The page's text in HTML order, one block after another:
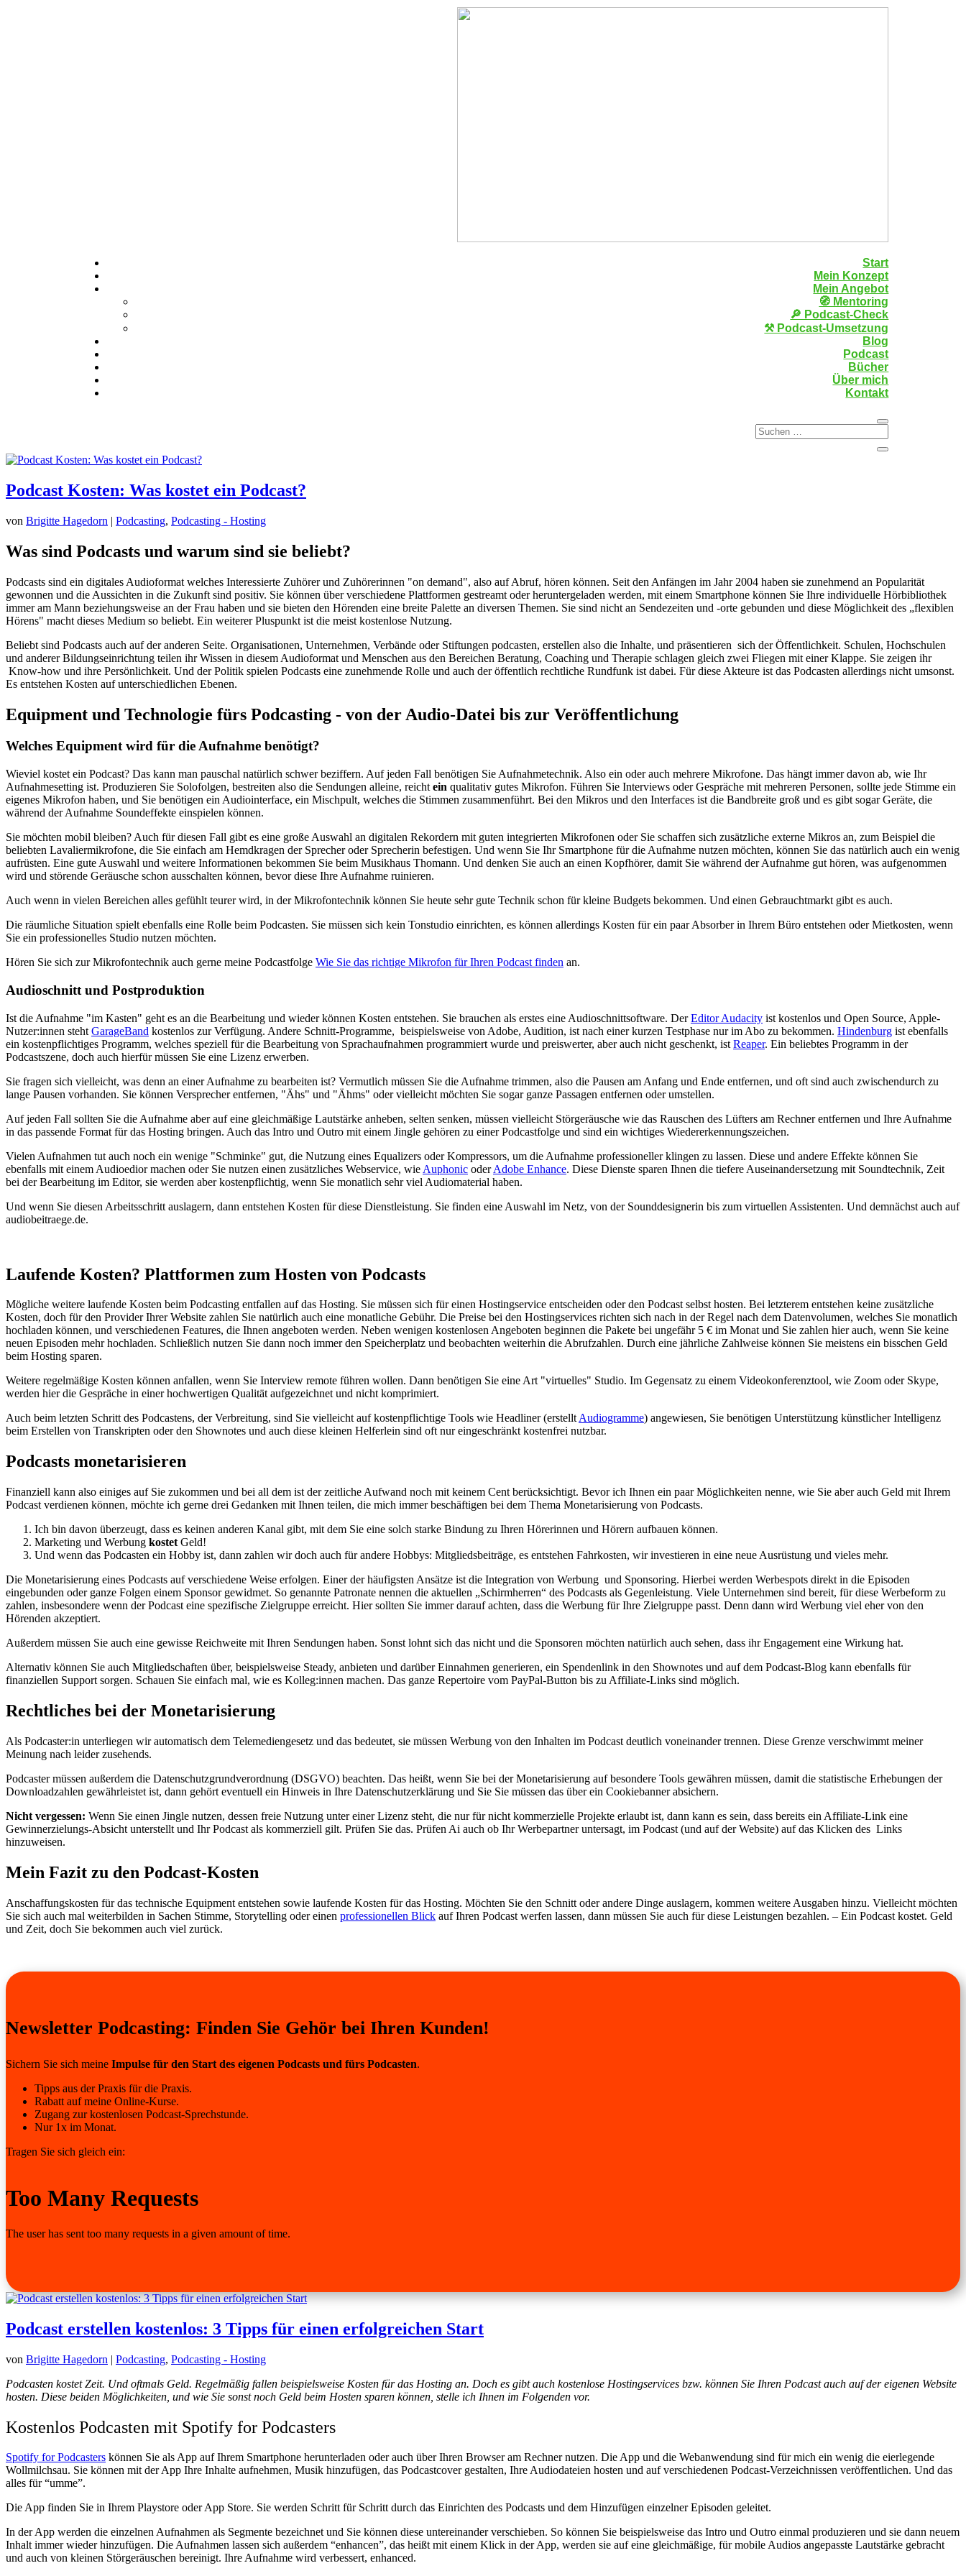
Start
Mein Konzept
Mein Angebot
🧭 Mentoring
🔎 Podcast-Check
⚒️ Podcast-Umsetzung
Blog
Podcast
Bücher
Über mich
Kontakt
Podcast Kosten: Was kostet ein Podcast?
von Brigitte Hagedorn | Podcasting, Podcasting - Hosting
Was sind Podcasts und warum sind sie beliebt?
Podcasts sind ein digitales Audioformat welches Interessierte Zuhörer und Zuhörerinnen "on demand", also auf Abruf, hören können. Seit den Anfängen im Jahr 2004 haben sie zunehmend an Popularität
gewonnen und die Aussichten in die Zukunft sind positiv. Sie können über verschiedene Plattformen gestreamt oder heruntergeladen werden, mit einem Smartphone können Sie Ihre individuelle Hörbibliothek
immer am Mann beziehungsweise an der Frau haben und sie bieten den Hörenden eine breite Palette an diversen Themen. Sie sind nicht an Sendezeiten und -orte gebunden und diese Möglichkeit des „flexiblen
Hörens" macht dieses Medium so beliebt. Ein weiterer Pluspunkt ist die meist kostenlose Nutzung.
Beliebt sind Podcasts auch auf der anderen Seite. Organisationen, Unternehmen, Verbände oder Stiftungen podcasten, erstellen also die Inhalte, und präsentieren sich der Öffentlichkeit. Schulen, Hochschulen
und anderer Bildungseinrichtung teilen ihr Wissen in diesem Audioformat und Menschen aus den Bereichen Beratung, Coaching und Therapie schlagen gleich zwei Fliegen mit einer Klappe. Sie zeigen ihr
Know-how und ihre Persönlichkeit. Und der Politik spielen Podcasts eine zunehmende Rolle und auch der öffentlich rechtliche Rundfunk ist dabei. Für diese Akteure ist das Podcasten allerdings nicht umsonst.
Es entstehen Kosten auf unterschiedlichen Ebenen.
Equipment und Technologie fürs Podcasting - von der Audio-Datei bis zur Veröffentlichung
Welches Equipment wird für die Aufnahme benötigt?
Wieviel kostet ein Podcast? Das kann man pauschal natürlich schwer beziffern. Auf jeden Fall benötigen Sie Aufnahmetechnik. Also ein oder auch mehrere Mikrofone. Das hängt immer davon ab, wie Ihr
Aufnahmesetting ist. Produzieren Sie Solofolgen, bestreiten also die Sendungen alleine, reicht ein qualitativ gutes Mikrofon. Führen Sie Interviews oder Gespräche mit mehreren Personen, sollte jede Stimme ein
eigenes Mikrofon haben, und Sie benötigen ein Audiointerface, ein Mischpult, welches die Stimmen zusammenführt. Bei den Mikros und den Interfaces ist die Bandbreite groß und es gibt sogar Geräte, die
während der Aufnahme Soundeffekte einspielen können.
Sie möchten mobil bleiben? Auch für diesen Fall gibt es eine große Auswahl an digitalen Rekordern mit guten integrierten Mikrofonen oder Sie schaffen sich zusätzliche externe Mikros an, zum Beispiel die
beliebten Lavaliermikrofone, die Sie einfach am Hemdkragen der Sprecher oder Sprecherin befestigen. Und wenn Sie Ihr Smartphone für die Aufnahme nutzen möchten, können Sie das natürlich auch ein wenig
aufrüsten. Eine gute Auswahl und weitere Informationen bekommen Sie beim Musikhaus Thomann. Und denken Sie auch an einen Kopfhörer, damit Sie während der Aufnahme gut hören, was aufgenommen
wird und störende Geräusche schon ausschalten können, bevor diese Ihre Aufnahme ruinieren.
Auch wenn in vielen Bereichen alles gefühlt teurer wird, in der Mikrofontechnik können Sie heute sehr gute Technik schon für kleine Budgets bekommen. Und einen Gebrauchtmarkt gibt es auch.
Die räumliche Situation spielt ebenfalls eine Rolle beim Podcasten. Sie müssen sich kein Tonstudio einrichten, es können allerdings Kosten für ein paar Absorber in Ihrem Büro entstehen oder Mietkosten, wenn
Sie ein professionelles Studio nutzen möchten.
Hören Sie sich zur Mikrofontechnik auch gerne meine Podcastfolge Wie Sie das richtige Mikrofon für Ihren Podcast finden an.
Audioschnitt und Postproduktion
Ist die Aufnahme "im Kasten" geht es an die Bearbeitung und wieder können Kosten entstehen. Sie brauchen als erstes eine Audioschnittsoftware. DerEditor Audacity ist kostenlos und Open Source, Apple-
Nutzer:innen steht GarageBand kostenlos zur Verfügung. Andere Schnitt-Programme, beispielsweise von Adobe, Audition, ist nach einer kurzen Testphase nur im Abo zu bekommen. Hindenburg ist ebenfalls
ein kostenpflichtiges Programm, welches speziell für die Bearbeitung von Sprachaufnahmen programmiert wurde und preiswerter, aber auch nicht geschenkt, ist Reaper. Ein beliebtes Programm in der
Podcastszene, doch auch hierfür müssen Sie eine Lizenz erwerben.
Sie fragen sich vielleicht, was denn an einer Aufnahme zu bearbeiten ist? Vermutlich müssen Sie die Aufnahme trimmen, also die Pausen am Anfang und Ende entfernen, und oft sind auch zwischendurch zu
lange Pausen vorhanden. Sie können Versprecher entfernen, "Ähs" und "Ähms" oder vielleicht möchten Sie sogar ganze Passagen entfernen oder umstellen.
Auf jeden Fall sollten Sie die Aufnahme aber auf eine gleichmäßige Lautstärke anheben, selten senken, müssen vielleicht Störgeräusche wie das Rauschen des Lüfters am Rechner entfernen und Ihre Aufnahme
in das passende Format für das Hosting bringen. Auch das Intro und Outro mit einem Jingle gehören zu einer Podcastfolge und sind ein wichtiges Wiedererkennungszeichen.
Vielen Aufnahmen tut auch noch ein wenige "Schminke" gut, die Nutzung eines Equalizers oder Kompressors, um die Aufnahme professioneller klingen zu lassen. Diese und andere Effekte können Sie
ebenfalls mit einem Audioedior machen oder Sie nutzen einen zusätzliches Webservice, wie Auphonic oderAdobe Enhance. Diese Dienste sparen Ihnen die tiefere Auseinandersetzung mit Soundtechnik, Zeit
bei der Bearbeitung im Editor, sie werden aber kostenpflichtig, wenn Sie monatlich sehr viel Audiomaterial haben.
Und wenn Sie diesen Arbeitsschritt auslagern, dann entstehen Kosten für diese Dienstleistung. Sie finden eine Auswahl im Netz, von der Sounddesignerin bis zum virtuellen Assistenten. Und demnächst auch auf
audiobeitraege.de.
Laufende Kosten? Plattformen zum Hosten von Podcasts
Mögliche weitere laufende Kosten beim Podcasting entfallen auf das Hosting. Sie müssen sich für einen Hostingservice entscheiden oder den Podcast selbst hosten. Bei letzterem entstehen keine zusätzliche
Kosten, doch für den Provider Ihrer Website zahlen Sie natürlich auch eine monatliche Gebühr. Die Preise bei den Hostingservices richten sich nach in der Regel nach dem Datenvolumen, welches Sie monatlich
hochladen können, und verschiedenen Features, die Ihnen angeboten werden. Neben wenigen kostenlosen Angeboten beginnen die Pakete bei ungefähr 5 € im Monat und Sie zahlen hier auch, wenn Sie keine
neuen Episoden mehr hochladen. Schließlich nutzen Sie dann noch immer den Speicherplatz und beobachten weiterhin die Abrufzahlen. Durch eine jährliche Zahlweise können Sie meistens ein bisschen Geld
beim Hosting sparen.
Weitere regelmäßige Kosten können anfallen, wenn Sie Interview remote führen wollen. Dann benötigen Sie eine Art "virtuelles" Studio. Im Gegensatz zu einem Videokonferenztool, wie Zoom oder Skype,
werden hier die Gespräche in einer hochwertigen Qualität aufgezeichnet und nicht komprimiert.
Auch beim letzten Schritt des Podcastens, der Verbreitung, sind Sie vielleicht auf kostenpflichtige Tools wie Headliner (erstelltAudiogramme) angewiesen, Sie benötigen Unterstützung künstlicher Intelligenz
beim Erstellen von Transkripten oder den Shownotes und auch diese kleinen Helferlein sind oft nur eingeschränkt kostenfrei nutzbar.
Podcasts monetarisieren
Finanziell kann also einiges auf Sie zukommen und bei all dem ist der zeitliche Aufwand noch mit keinem Cent berücksichtigt. Bevor ich Ihnen ein paar Möglichkeiten nenne, wie Sie aber auch Geld mit Ihrem
Podcast verdienen können, möchte ich gerne drei Gedanken mit Ihnen teilen, die mich immer beschäftigen bei dem Thema Monetarisierung von Podcasts.
Ich bin davon überzeugt, dass es keinen anderen Kanal gibt, mit dem Sie eine solch starke Bindung zu Ihren Hörerinnen und Hörern aufbauen können.
Marketing und Werbung kostet Geld!
Und wenn das Podcasten ein Hobby ist, dann zahlen wir doch auch für andere Hobbys: Mitgliedsbeiträge, es entstehen Fahrkosten, wir investieren in eine neue Ausrüstung und vieles mehr.
Die Monetarisierung eines Podcasts auf verschiedene Weise erfolgen. Einer der häufigsten Ansätze ist die Integration von Werbung und Sponsoring. Hierbei werden Werbespots direkt in die Episoden
eingebunden oder ganze Folgen einem Sponsor gewidmet. So genannte Patronate nennen die aktuellen „Schirmherren“ des Podcasts als Gegenleistung. Viele Unternehmen sind bereit, für diese Werbeform zu
zahlen, insbesondere wenn der Podcast eine spezifische Zielgruppe erreicht. Hier sollten Sie immer darauf achten, dass die Werbung für Ihre Zielgruppe passt. Denn dann wird Werbung viel eher von den
Hörenden akzeptiert.
Außerdem müssen Sie auch eine gewisse Reichweite mit Ihren Sendungen haben. Sonst lohnt sich das nicht und die Sponsoren möchten natürlich auch sehen, dass ihr Engagement eine Wirkung hat.
Alternativ können Sie auch Mitgliedschaften über, beispielsweise Steady, anbieten und darüber Einnahmen generieren, ein Spendenlink in den Shownotes und auf dem Podcast-Blog kann ebenfalls für
finanziellen Support sorgen. Schauen Sie einfach mal, wie es Kolleg:innen machen. Das ganze Repertoire vom PayPal-Button bis zu Affiliate-Links sind möglich.
Rechtliches bei der Monetarisierung
Als Podcaster:in unterliegen wir automatisch dem Telemediengesetz und das bedeutet, sie müssen Werbung von den Inhalten im Podcast deutlich voneinander trennen. Diese Grenze verschwimmt meiner
Meinung nach leider zusehends.
Podcaster müssen außerdem die Datenschutzgrundverordnung (DSGVO) beachten. Das heißt, wenn Sie bei der Monetarisierung auf besondere Tools gewähren müssen, damit die statistische Erhebungen der
Downloadzahlen gewährleistet ist, dann gehört eventuell ein Hinweis in Ihre Datenschutzerklärung und Sie Sie müssen das über ein Cookiebanner absichern.
Nicht vergessen: Wenn Sie einen Jingle nutzen, dessen freie Nutzung unter einer Lizenz steht, die nur für nicht kommerzielle Projekte erlaubt ist, dann kann es sein, dass bereits ein Affiliate-Link eine
Gewinnerzielungs-Absicht unterstellt und Ihr Podcast als kommerziell gilt. Prüfen Sie das. Prüfen Ai auch ob Ihr Werbepartner untersagt, im Podcast (und auf der Website) auf das Klicken des Links
hinzuweisen.
Mein Fazit zu den Podcast-Kosten
Anschaffungskosten für das technische Equipment entstehen sowie laufende Kosten für das Hosting. Möchten Sie den Schnitt oder andere Dinge auslagern, kommen weitere Ausgaben hinzu. Vielleicht möchten
Sie sich auch mal weiterbilden in Sachen Stimme, Storytelling oder einen professionellen Blick auf Ihren Podcast werfen lassen, dann müssen Sie auch für diese Leistungen bezahlen. – Ein Podcast kostet. Geld
und Zeit, doch Sie bekommen auch viel zurück.
Newsletter Podcasting: Finden Sie Gehör bei Ihren Kunden!
Sichern Sie sich meine Impulse für den Start des eigenen Podcasts und fürs Podcasten.
Tipps aus der Praxis für die Praxis.
Rabatt auf meine Online-Kurse.
Zugang zur kostenlosen Podcast-Sprechstunde.
Nur 1x im Monat.
Tragen Sie sich gleich ein:
Podcast erstellen kostenlos: 3 Tipps für einen erfolgreichen Start
von Brigitte Hagedorn | Podcasting, Podcasting - Hosting
Podcasten kostet Zeit. Und oftmals Geld. Regelmäßig fallen beispielsweise Kosten für das Hosting an. Doch es gibt auch kostenlose Hostingservices bzw. können Sie Ihren Podcast auch auf der eigenen Website
hosten. Diese beiden Möglichkeiten, und wie Sie sonst noch Geld beim Hosten sparen können, stelle ich Ihnen im Folgenden vor.
Kostenlos Podcasten mit Spotify for Podcasters
Spotify for Podcasters können Sie als App auf Ihrem Smartphone herunterladen oder auch über Ihren Browser am Rechner nutzen. Die App und die Webanwendung sind für mich ein wenig die eierlegende
Wollmilchsau. Sie können mit der App Ihre Inhalte aufnehmen, Musik hinzufügen, das Podcastcover gestalten, Ihre Audiodateien hosten und auf verschiedenen Podcast-Verzeichnissen veröffentlichen. Und das
alles für “umme”.
Die App finden Sie in Ihrem Playstore oder App Store. Sie werden Schritt für Schritt durch das Einrichten des Podcasts und dem Hinzufügen einzelner Episoden geleitet.
In der App werden die einzelnen Aufnahmen als Segmente bezeichnet und Sie können diese untereinander verschieben. So können Sie beispielsweise das Intro und Outro einmal produzieren und sie dann neuem
Inhalt immer wieder hinzufügen. Die Aufnahmen lassen sich außerdem “enhancen”, das heißt mit einem Klick in der App, werden sie auf eine gleichmäßige, für mobile Audios angepasste Lautstärke gebracht
und auch von kleinen Störgeräuschen bereinigt. Ihre Aufnahme wird verbessert, enhanced.